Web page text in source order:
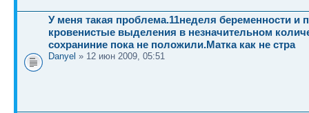
У меня такая проблема.11неделя беременности и
кровенистые выделения в незначительном
сохраниние пока не положили.Матка как не стра
Danyel » 12 июн 2009, 05:51